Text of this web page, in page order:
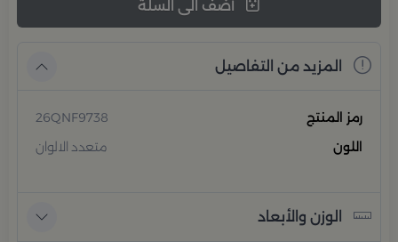
المزيد من التفاصيل
رمز المنتج
26QNF9738
اللون
متعدد الالوان
الوزن والأبعاد